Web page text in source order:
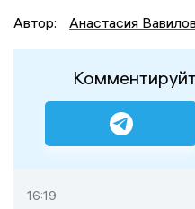
Автор:
Анастасия
16:19